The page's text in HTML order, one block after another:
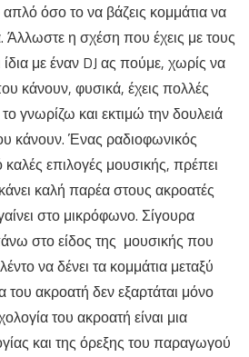
απλό όσο το να βάζεις κομμάτια να
Άλλωστε η σχέση που έχεις με τους
με έναν DJ ας πούμε, χωρίς να
κάνουν, φυσικά, έχεις πολλές
γνωρίζω και εκτιμώ την δουλειά
κάνουν. Ένας ραδιοφωνικός
επιλογές μουσικής, πρέπει
καλή παρέα στους ακροατές
στο μικρόφωνο. Σίγουρα
στο είδος της μουσικής που
να δένει τα κομμάτια μεταξύ
ακροατή δεν εξαρτάται μόνο
του ακροατή είναι μια
και της όρεξης του παραγωγού